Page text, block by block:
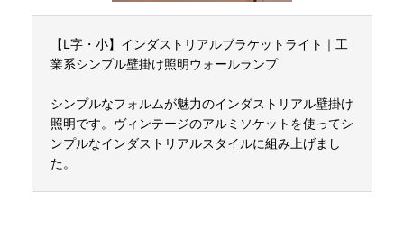
【L字・小】インダストリアルブラケットライト｜工
業系シンプル壁掛け照明ウォールランプ
シンプルなフォルムが魅力のインダストリアル壁掛け
照明です。ヴィンテージのアルミソケットを使ってシ
ンプルなインダストリアルスタイルに組み上げまし
た。